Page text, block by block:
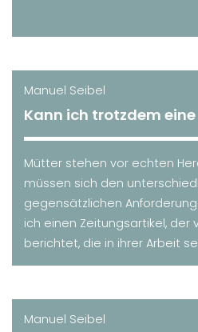
Manuel Seibel
Kann ich trotzdem
Mütter stehen vor echten
müssen sich den
gegensätzlichen
ich einen Zeitungsartikel, der
berichtet, die in ihrer Arbeit
Manuel Seibel